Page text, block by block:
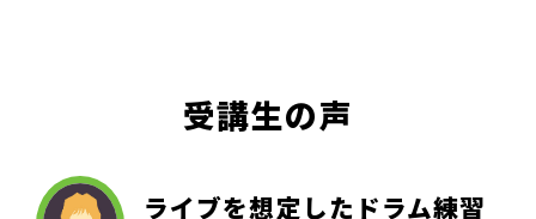
受講生の声
ライブを想定したドラム練習